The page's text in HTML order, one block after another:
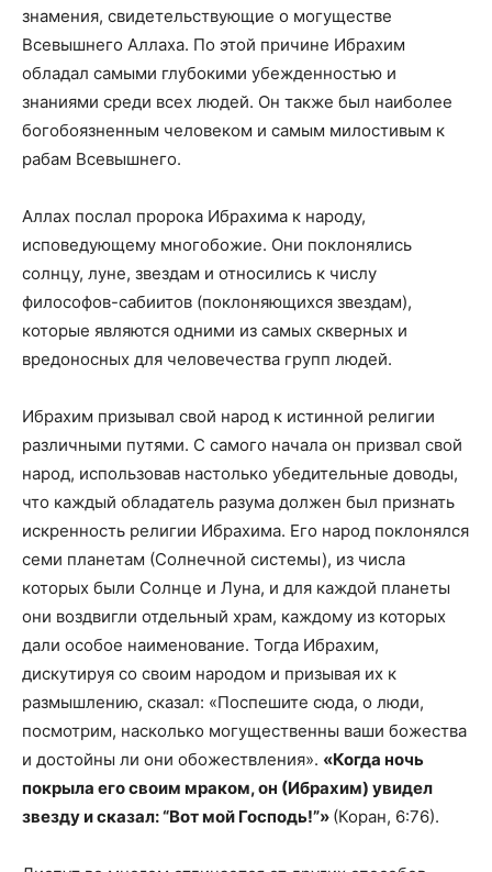
знамения, свидетельствующие о могуществе
Всевышнего Аллаха. По этой причине Ибрахим
обладал самыми глубокими убежденностью и
знаниями среди всех людей. Он также был наиболее
богобоязненным человеком и самым милостивым к
рабам Всевышнего.
Аллах послал пророка Ибрахима к народу,
исповедующему многобожие. Они поклонялись
солнцу, луне, звездам и относились к числу
философов-сабиитов (поклоняющихся звездам),
которые являются одними из самых скверных и
вредоносных для человечества групп людей.
Ибрахим призывал свой народ к истинной религии
различными путями. С самого начала он призвал свой
народ, использовав настолько убедительные доводы,
что каждый обладатель разума должен был признать
искренность религии Ибрахима. Его народ поклонялся
семи планетам (Солнечной системы), из числа
которых были Солнце и Луна, и для каждой планеты
они воздвигли отдельный храм, каждому из которых
дали особое наименование. Тогда Ибрахим,
дискутируя со своим народом и призывая их к
размышлению, сказал: «Поспешите сюда, о люди,
посмотрим, насколько могущественны ваши божества
и достойны ли они обожествления». «Когда ночь
покрыла его своим мраком, он (Ибрахим) увидел
звезду и сказал: “Вот мой Господь!”» (Коран, 6:76).